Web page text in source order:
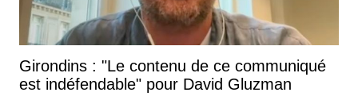
Girondins : "Le contenu de ce communiqué
est indéfendable" pour David Gluzman